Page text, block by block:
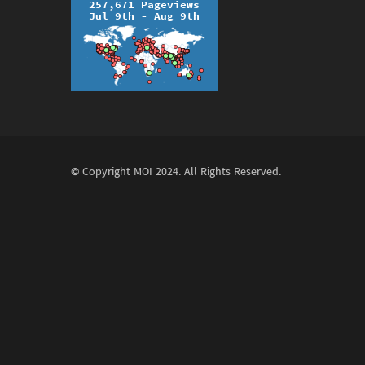
© Copyright MOI 2024. All Rights Reserved.